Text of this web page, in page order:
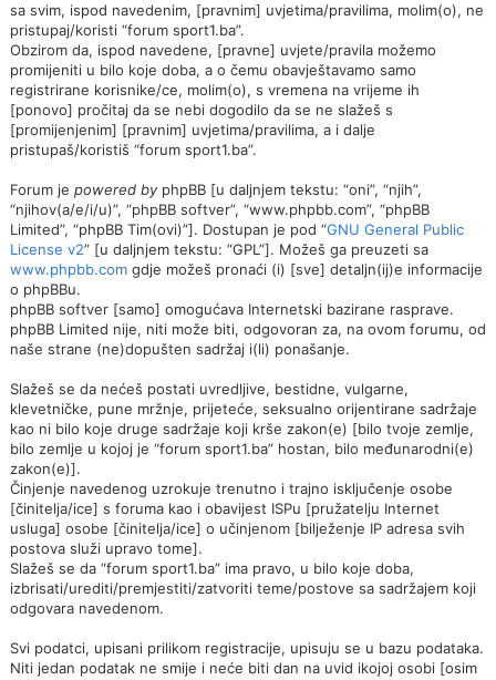
sa svim, ispod navedenim, [pravnim] uvjetima/pravilima, molim(o), ne
pristupaj/koristi “forum sport1.ba”.
Obzirom da, ispod navedene, [pravne] uvjete/pravila možemo
promijeniti u bilo koje doba, a o čemu obavještavamo samo
registrirane korisnike/ce, molim(o), s vremena na vrijeme ih
[ponovo] pročitaj da se nebi dogodilo da se ne slažeš s
[promijenjenim] [pravnim] uvjetima/pravilima, a i dalje
pristupaš/koristiš “forum sport1.ba”.
Forum je powered by phpBB [u daljnjem tekstu: “oni”, “njih”,
“njihov(a/e/i/u)”, “phpBB softver”, “www.phpbb.com”, “phpBB
Limited”, “phpBB Tim(ovi)”]. Dostupan je pod “GNU General Public
License v2” [u daljnjem tekstu: “GPL”]. Možeš ga preuzeti sa
www.phpbb.com gdje možeš pronaći (i) [sve] detaljn(ij)e informacije
o phpBBu.
phpBB softver [samo] omogućava Internetski bazirane rasprave.
phpBB Limited nije, niti može biti, odgovoran za, na ovom forumu, od
naše strane (ne)dopušten sadržaj i(li) ponašanje.
Slažeš se da nećeš postati uvredljive, bestidne, vulgarne,
klevetničke, pune mržnje, prijeteće, seksualno orijentirane sadržaje
kao ni bilo koje druge sadržaje koji krše zakon(e) [bilo tvoje zemlje,
bilo zemlje u kojoj je “forum sport1.ba” hostan, bilo međunarodni(e)
zakon(e)].
Činjenje navedenog uzrokuje trenutno i trajno isključenje osobe
[činitelja/ice] s foruma kao i obavijest ISPu [pružatelju Internet
usluga] osobe [činitelja/ice] o učinjenom [bilježenje IP adresa svih
postova služi upravo tome].
Slažeš se da “forum sport1.ba” ima pravo, u bilo koje doba,
izbrisati/urediti/premjestiti/zatvoriti teme/postove sa sadržajem koji
odgovara navedenom.
Svi podatci, upisani prilikom registracije, upisuju se u bazu podataka.
Niti jedan podatak ne smije i neće biti dan na uvid ikojoj osobi [osim